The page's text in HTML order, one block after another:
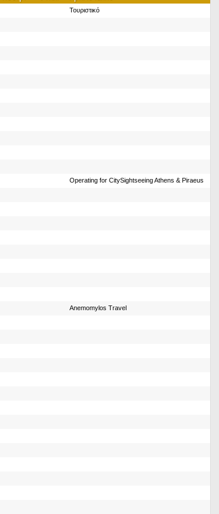
Τουριστικό
Operating for CitySightseeing Athens & Piraeus
Anemomylos Travel